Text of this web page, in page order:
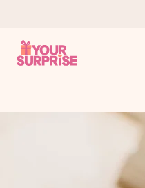
zum richtigen Zeitpunkt